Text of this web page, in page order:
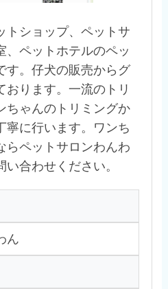
トショップ、ペットサ
、ペットホテルのペッ
す。仔犬の販売からグ
おります。一流のトリ
ちゃんのトリミングか
寧に行います。ワンち
らペットサロンわんわ
合わせください。
ん